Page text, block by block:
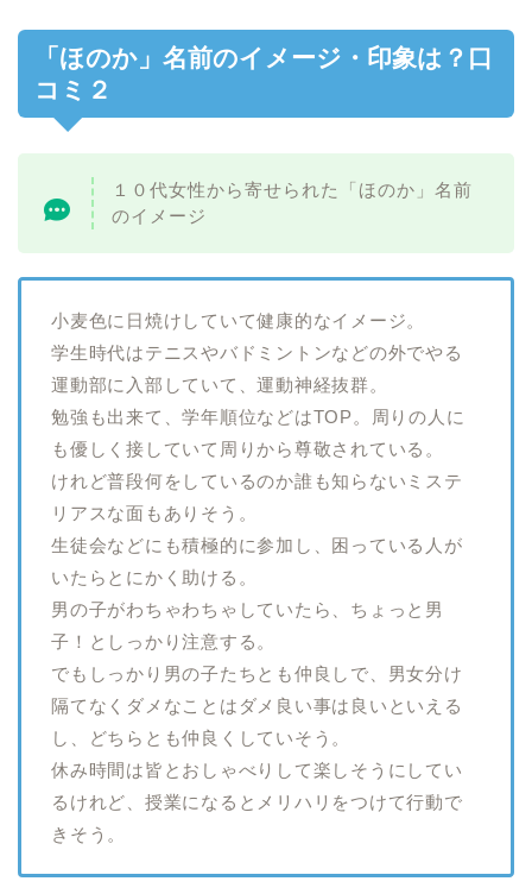
「ほのか」名前のイメージ・印象は？口
コミ２
１０代女性から寄せられた「ほのか」名前
のイメージ
小麦色に日焼けしていて健康的なイメージ。
学生時代はテニスやバドミントンなどの外でやる
運動部に入部していて、運動神経抜群。
勉強も出来て、学年順位などはTOP。周りの人に
も優しく接していて周りから尊敬されている。
けれど普段何をしているのか誰も知らないミステ
リアスな面もありそう。
生徒会などにも積極的に参加し、困っている人が
いたらとにかく助ける。
男の子がわちゃわちゃしていたら、ちょっと男
子！としっかり注意する。
でもしっかり男の子たちとも仲良しで、男女分け
隔てなくダメなことはダメ良い事は良いといえる
し、どちらとも仲良くしていそう。
休み時間は皆とおしゃべりして楽しそうにしてい
るけれど、授業になるとメリハリをつけて行動で
きそう。